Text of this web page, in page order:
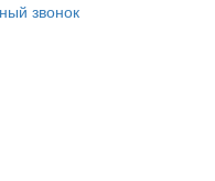
звонок